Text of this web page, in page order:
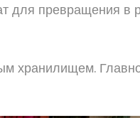
превращения в
хранилищем.